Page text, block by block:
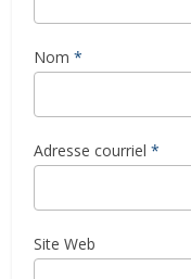
Nom *
Adresse courriel *
Site Web